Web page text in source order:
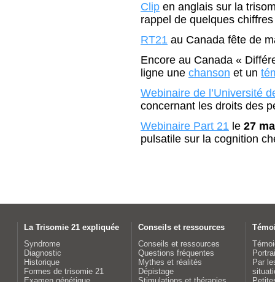
Clip en anglais sur la
rappel de quelques chiffres
RT21 au Canada fête de
Encore au Canada «
ligne une chanson et un
Webinaire de l’Université
concernant les droits des
Webinaire Part 21 le 27
pulsatile sur la cognition
La Trisomie 21 expliquée
Syndrome
Diagnostic
Historique
Formes de trisomie 21
Conseils et ressources
Conseils et ressources
Questions fréquentes
Mythes et réalités
Dépistage
Par